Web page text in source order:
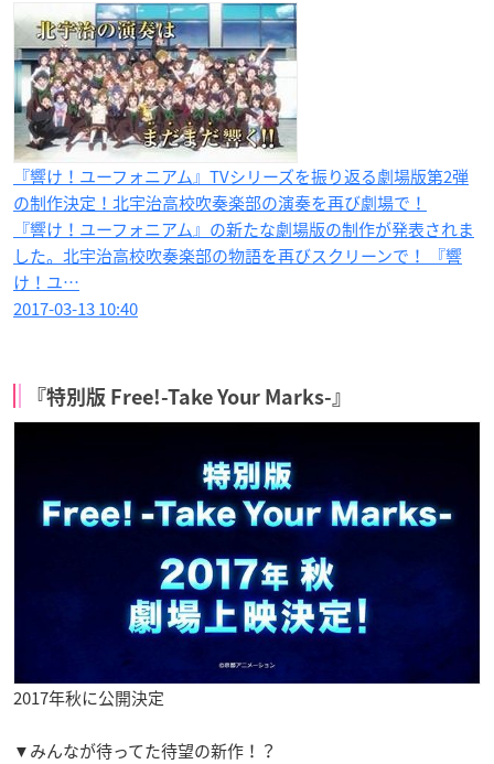
『響け！ユーフォニアム』TVシリーズを振り返る劇場版第2弾
の制作決定！北宇治高校吹奏楽部の演奏を再び劇場で！
『響け！ユーフォニアム』の新たな劇場版の制作が発表されま
した。北宇治高校吹奏楽部の物語を再びスクリーンで！ 『響
け！ユ…
2017-03-13 10:40
『特別版 Free!-Take Your Marks-』
2017年秋に公開決定
▼みんなが待ってた待望の新作！？